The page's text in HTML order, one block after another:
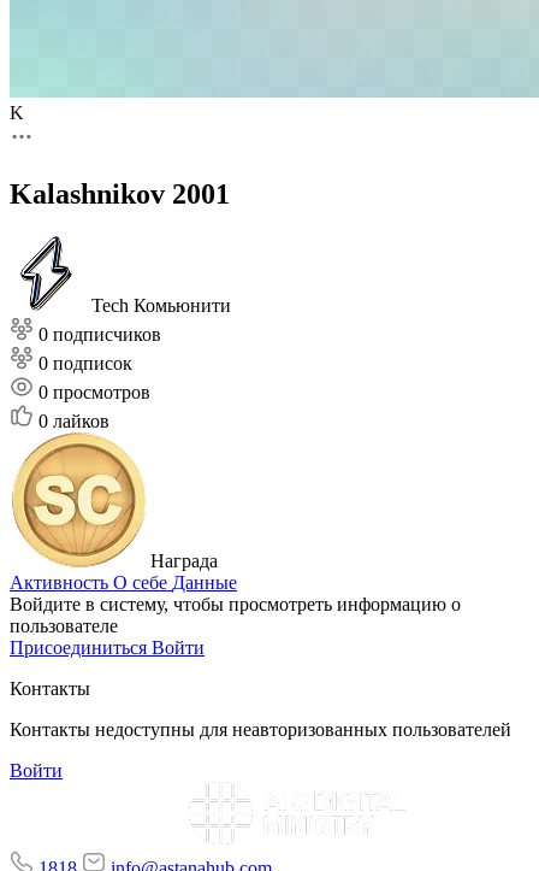
K
Kalashnikov 2001
Tech Комьюнити
0 подписчиков
0 подписок
0 просмотров
0 лайков
Награда
Активность О себе Данные
Войдите в систему, чтобы просмотреть информацию о
пользователе
Присоединиться Войти
Контакты
Контакты недоступны для неавторизованных пользователей
Войти